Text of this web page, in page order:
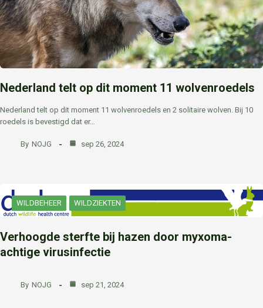
Nederland telt op dit moment 11 wolvenroedels
Nederland telt op dit moment 11 wolvenroedels en 2 solitaire wolven. Bij 10
roedels is bevestigd dat er…
By NOJG sep 26, 2024
WILDBEHEER WILDZIEKTEN
Verhoogde sterfte bij hazen door myxoma-
achtige virusinfectie
By NOJG sep 21, 2024